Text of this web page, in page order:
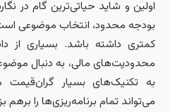
اولین و شاید حیاتی‌ترین گام در
بودجه محدود، انتخاب موضوعی است
کمتری داشته باشد. بسیاری از
محدودیت‌های مالی، به دنبال
به تکنیک‌های بسیار گران‌قیمت
می‌تواند تمام برنامه‌ریزی‌ها را برهم